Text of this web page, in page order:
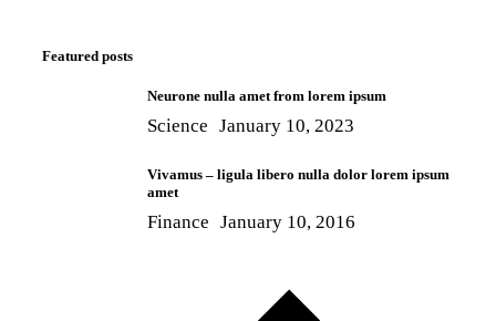
Featured posts
Neurone nulla amet from lorem ipsum
Science January 10, 2023
Vivamus – ligula libero nulla dolor lorem ipsum
amet
Finance January 10, 2016